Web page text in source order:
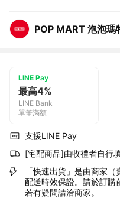
POP MART 泡泡瑪
LINE Pay
最高4%
LINE Bank
單筆滿額
支援LINE Pay
[宅配商品]由收禮者自行
「快速出貨」是由商家
配送時效保證。請於訂購
若有疑問請洽商家。